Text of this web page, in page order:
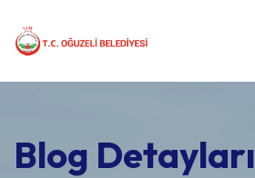
Blog Detayları